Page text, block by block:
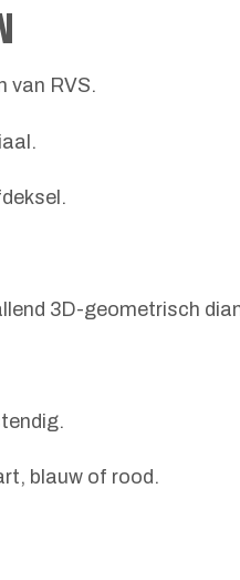
van RVS.
3D-geometrisch
blauw of rood.